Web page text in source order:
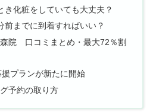
化粧をしていても大丈夫？
までに到着すればいい？
院 口コミまとめ・最大72％割
プランが新たに開始
予約の取り方